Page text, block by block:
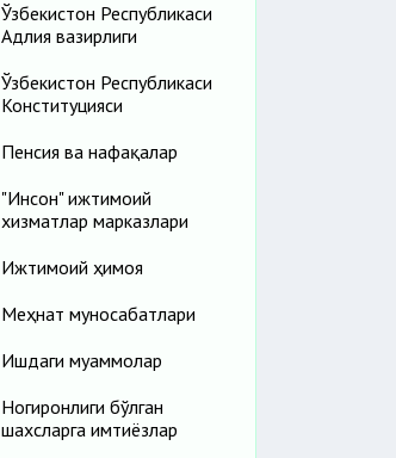
Ўзбекистон Республикаси
Адлия вазирлиги
Ўзбекистон Республикаси
Конституцияси
Пенсия ва нафақалар
"Инсон" ижтимоий
хизматлар марказлари
Ижтимоий ҳимоя
Меҳнат муносабатлари
Ишдаги муаммолар
Ногиронлиги бўлган
шахсларга имтиёзлар